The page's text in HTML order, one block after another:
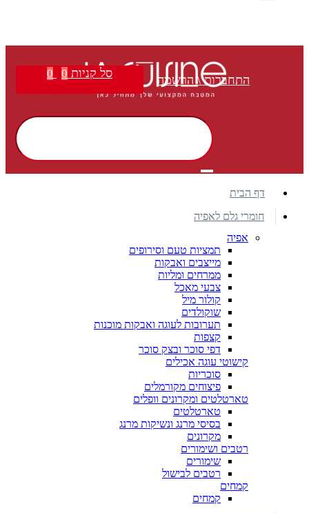
התחברות \ הרשמה סל קניות 0
0
דף הבית
חומרי גלם לאפיה
אפיה
תמציות טעם וסירופים
מייצבים ואבקות
ממרחים ומליות
צבעי מאכל
קולור מיל
שוקולדים
תערובות לעוגה ואבקות מוכנות
קצפות
דפי סוכר ובצק סוכר
קישוטי עוגה אכילים
סוכריות
פיצוחים מקורמלים
טארטלטים ומקרונים וופלים
טארטלטים
בסיסי מרנג ונשיקות מרנג
מקרונים
רטבים ושימורים
שימורים
רטבים לבישול
קמחים
קמחים